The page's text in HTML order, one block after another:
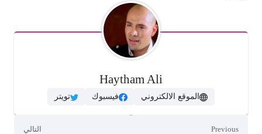
Haytham Ali
الموقع الالكتروني فيسبوك تويتر
Previous التالي